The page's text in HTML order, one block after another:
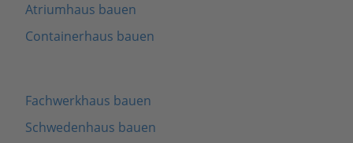
Atriumhaus bauen
Containerhaus bauen
Fachwerkhaus bauen
Schwedenhaus bauen